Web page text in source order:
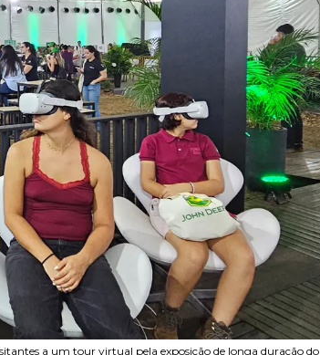
a um tour virtual pela exposição de longa duração do